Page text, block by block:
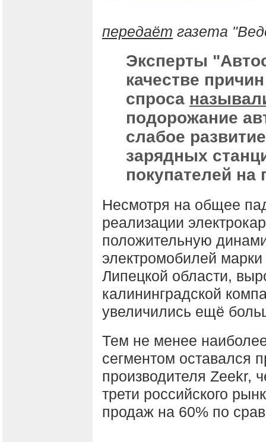
передаёт газета
Эксперты
качестве
спроса
подорожание
слабое
зарядных
покупателей на
Несмотря на общее
реализации
положительную
электромобилей
Липецкой области,
калининградской
увеличились ещё
Тем не менее
сегментом оставался
производителя Zeekr,
трети российского
продаж на 60% по